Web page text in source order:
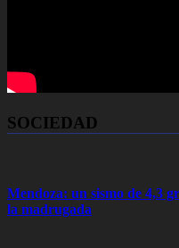
SOCIEDAD
Mendoza: un sismo de 4,3
la madrugada